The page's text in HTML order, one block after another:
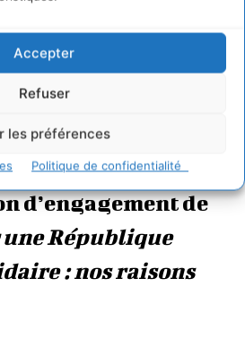
Accepter
Refuser
les préférences
Politique de confidentialité
de la construction d’un projet
vision du Monde commune. Cette
par l’écriture d’une nouvelle
de l’ESS, et poursuivra des
sujets structurants pour l’ESS. –
République de l’ESS
d’engagement de
République
: nos raisons